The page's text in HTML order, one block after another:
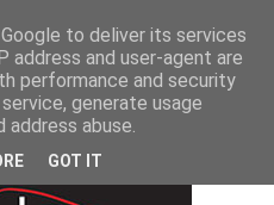
to deliver its services
address and user-agent are
performance and security
generate usage
abuse.
GOT IT